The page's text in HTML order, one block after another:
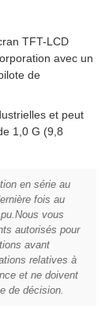
TFT-LCD
avec un
de
et peut
1,0 G (9,8
en série au
fois au
vous
autorisés pour
avant
relatives à
et ne doivent
de décision.